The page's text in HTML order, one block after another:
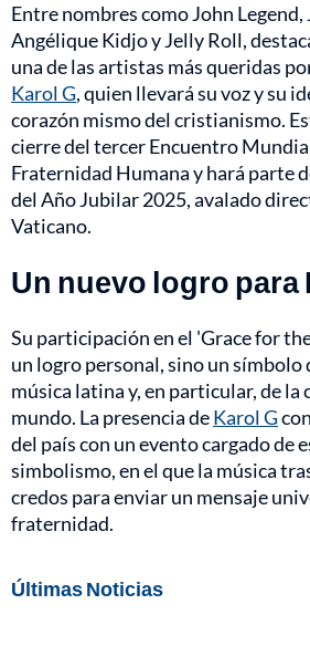
Entre nombres como John
Angélique Kidjo y Jelly Roll,
una de las artistas más queridas
Karol G, quien llevará su voz y su
corazón mismo del cristianismo.
cierre del tercer Encuentro
Fraternidad Humana y hará parte
del Año Jubilar 2025, avalado
Vaticano.
Un nuevo logro para
Su participación en el 'Grace for
un logro personal, sino un símbolo
música latina y, en particular, de la
mundo. La presencia deKarol G
del país con un evento cargado de
simbolismo, en el que la música
credos para enviar un mensaje
fraternidad.
Últimas Noticias